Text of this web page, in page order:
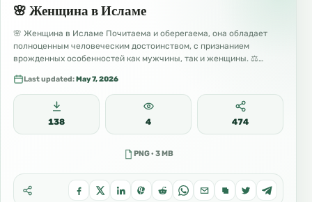
🌸 Женщина в Исламе
🌸 Женщина в Исламе Почитаема и оберегаема, она обладает
полноценным человеческим достоинством, с признанием
врожденных особенностей как мужчины, так и женщины. ⚖️…
Last updated:May 7, 2026
138 4 474
PNG · 3 MB